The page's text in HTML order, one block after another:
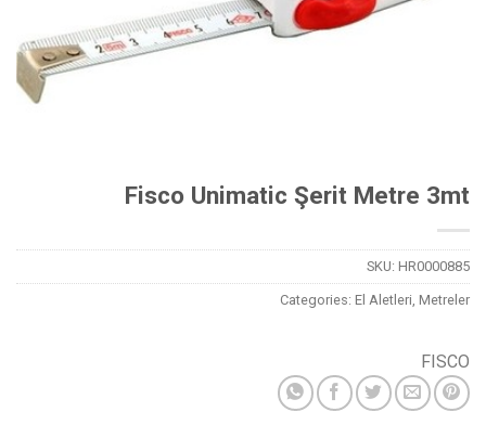
Fisco Unimatic Şerit Metre 3mt
SKU: HR0000885
Categories: El Aletleri, Metreler
FISCO